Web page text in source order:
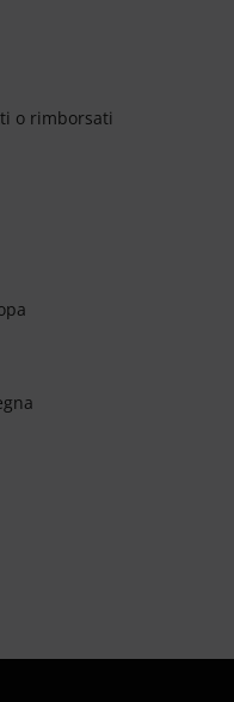
o rimborsati